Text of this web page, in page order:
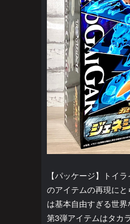
【パッケージ】トイ
のアイテムの再現に
は基本自由すぎる世
第3弾アイテムはタカ